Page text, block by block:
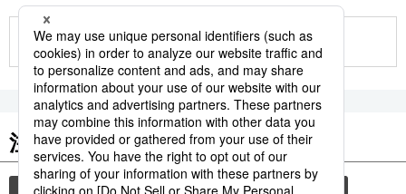
もっと見る
注目のキーワード
共同通信ニュース 観光 気象・災害